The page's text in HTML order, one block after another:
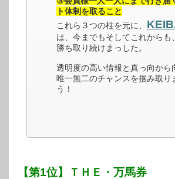
ト体制を取ること
これら３つの柱を元に、
は、今までもそしてこれからも
勝ち取り続けまっした。
透明度の高い情報と真っ向から
唯一無二のチャンスを掴み取り
う！
【第1位】ＴＨＥ・万馬券